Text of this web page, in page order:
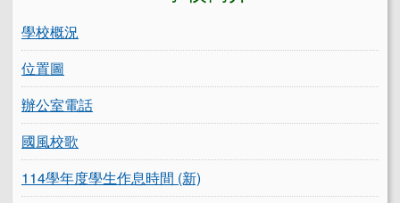
學校概況
位置圖
辦公室電話
國風校歌
114學年度學生作息時間 (新)